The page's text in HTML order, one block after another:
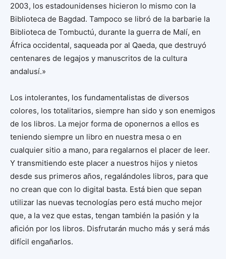
2003, los estadounidenses hicieron lo mismo con la
Biblioteca de Bagdad. Tampoco se libró de la barbarie la
Biblioteca de Tombuctú, durante la guerra de Malí, en
África occidental, saqueada por al Qaeda, que destruyó
centenares de legajos y manuscritos de la cultura
andalusí.»
Los intolerantes, los fundamentalistas de diversos
colores, los totalitarios, siempre han sido y son enemigos
de los libros. La mejor forma de oponernos a ellos es
teniendo siempre un libro en nuestra mesa o en
cualquier sitio a mano, para regalarnos el placer de leer.
Y transmitiendo este placer a nuestros hijos y nietos
desde sus primeros años, regalándoles libros, para que
no crean que con lo digital basta. Está bien que sepan
utilizar las nuevas tecnologías pero está mucho mejor
que, a la vez que estas, tengan también la pasión y la
afición por los libros. Disfrutarán mucho más y será más
difícil engañarlos.